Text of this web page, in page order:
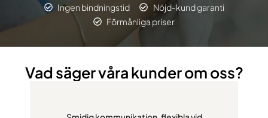
Ingen bindningstid
Nöjd-kund garanti
Förmånliga priser
Vad säger våra kunder om oss?